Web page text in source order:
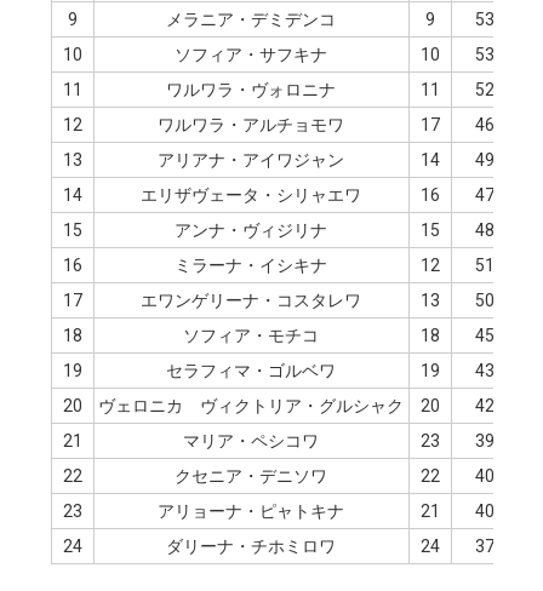
9
メラニア・デミデンコ 9
53.94
10
ソフィア・サフキナ 10
53.81
11
ワルワラ・ヴォロニナ 11
52.19
12
ワルワラ・アルチョモワ 17
46.62
13
アリアナ・アイワジャン 14
49.85
14
エリザヴェータ・シリャエワ 16
47.09
15
アンナ・ヴィジリナ 15
48.99
16
ミラーナ・イシキナ 12
51.31
17
エワンゲリーナ・コスタレワ 13
50.35
18
ソフィア・モチコ 18
45.12
19
セラフィマ・ゴルベワ 19
43.56
20
ヴェロニカ゠ヴィクトリア・グルシャク 20
42.19
21
マリア・ペシコワ 23
39.99
22
クセニア・デニソワ 22
40.01
23
アリョーナ・ピャトキナ 21
40.97
24
ダリーナ・チホミロワ 24 37.45